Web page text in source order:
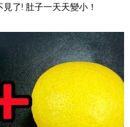
了! 肚子一天天變小！